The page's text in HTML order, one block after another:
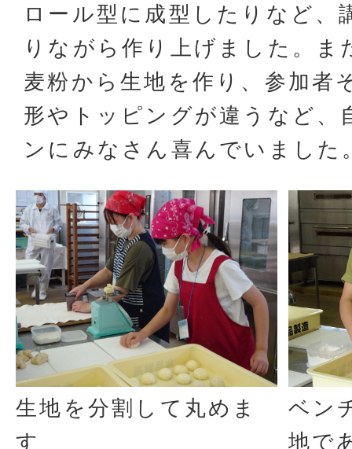
ロール型に成型したりなど、
りながら作り上げました。ま
麦粉から生地を作り、参加者
形やトッピングが違うなど、
ンにみなさん喜んでいました
生地を分割して丸めま
す
ベン
地で